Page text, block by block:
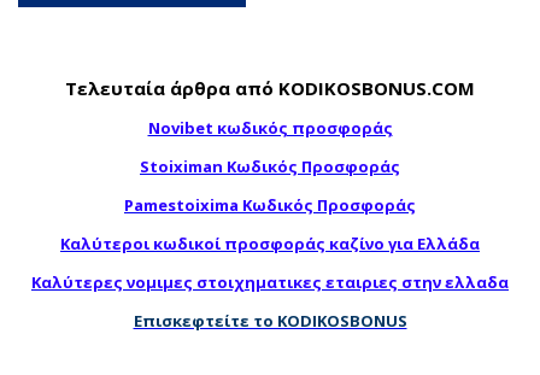
Τελευταία άρθρα από KODIKOSBONUS.COM
Novibet κωδικός προσφοράς
Stoiximan Κωδικός Προσφοράς
Pamestoixima Κωδικός Προσφοράς
Καλύτεροι κωδικοί προσφοράς καζίνο για Ελλάδα
Καλύτερες νομιμες στοιχηματικες εταιριες στην ελλαδα
Επισκεφτείτε το KODIKOSBONUS